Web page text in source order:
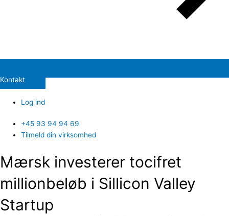
Kontakt
Log ind
+45 93 94 94 69
Tilmeld din virksomhed
Mærsk investerer tocifret
millionbeløb i Sillicon Valley
Startup